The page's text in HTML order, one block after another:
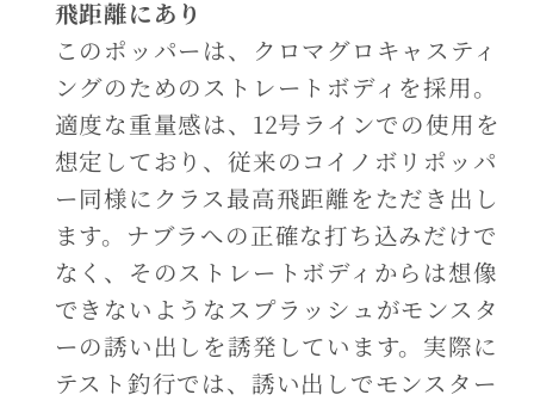
飛距離にあり
このポッパーは、クロマグロキャスティ
ングのためのストレートボディを採用。
適度な重量感は、12号ラインでの使用を
想定しており、従来のコイノボリポッパ
ー同様にクラス最高飛距離をただき出し
ます。ナブラへの正確な打ち込みだけで
なく、そのストレートボディからは想像
できないようなスプラッシュがモンスタ
ーの誘い出しを誘発しています。実際に
テスト釣行では、誘い出しでモンスター